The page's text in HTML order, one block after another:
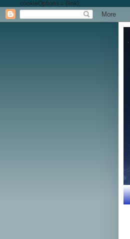
cookieOptions = {link};